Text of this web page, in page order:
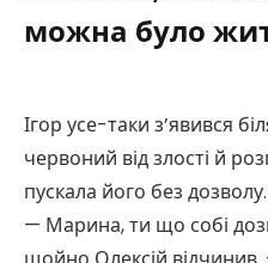
можна було
Ігор усе-таки з’явився
червоний від злості й
пускала його без дозволу.
— Марина, ти що собі